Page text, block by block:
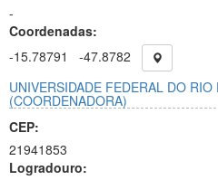
-
Coordenadas:
-15.78791
-47.8782
UNIVERSIDADE FEDERAL DO RIO
(COORDENADORA)
CEP:
21941853
Logradouro: